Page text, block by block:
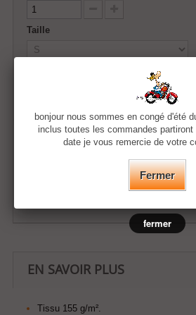
Taille
Ajouter au panier
Ajouter à ma liste d'envies
EN SAVOIR PLUS
Tissu 155 g/m².
bonjour nous sommes en congé d'été
inclus toutes les commandes
date je vous remercie de votre
Fermer
fermer